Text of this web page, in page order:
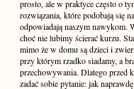
prosto, ale w praktyce często o
rozwiązania, które podobają się
odpowiadają naszym nawykom.
choć nie lubimy ścierać kurzu.
mimo że w domu są dzieci i
przy którym rzadko siadamy, a
przechowywania. Dlatego przed
zadać sobie pytanie: jak